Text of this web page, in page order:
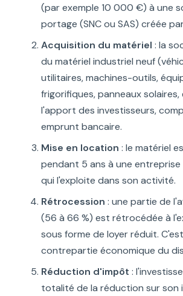
(par exemple 10 000 €) à une
portage (SNC ou SAS) créée
Acquisition du matériel : la
du matériel industriel neuf
utilitaires, machines-outils,
frigorifiques, panneaux solaires,
l'apport des investisseurs,
emprunt bancaire.
Mise en location : le matériel
pendant 5 ans à une entreprise
qui l'exploite dans son activité.
Rétrocession : une partie de
(56 à 66 %) est rétrocédée à
sous forme de loyer réduit.
contrepartie économique du
Réduction d'impôt :
totalité de la réduction sur son